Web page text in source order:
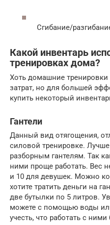
Сгибание/
Какой инвентарь
тренировках дома?
Хоть домашние
затрат, но для большей
купить некоторый
Гантели
Данный вид отягощения,
силовой тренировке.
разборным гантелям. Так
ними проще работать. Вес
и 10 для девушек. Можно
хотите тратить деньги на
две бутылки по 5 литров.
можете с помощью воды
учесть, что работать с